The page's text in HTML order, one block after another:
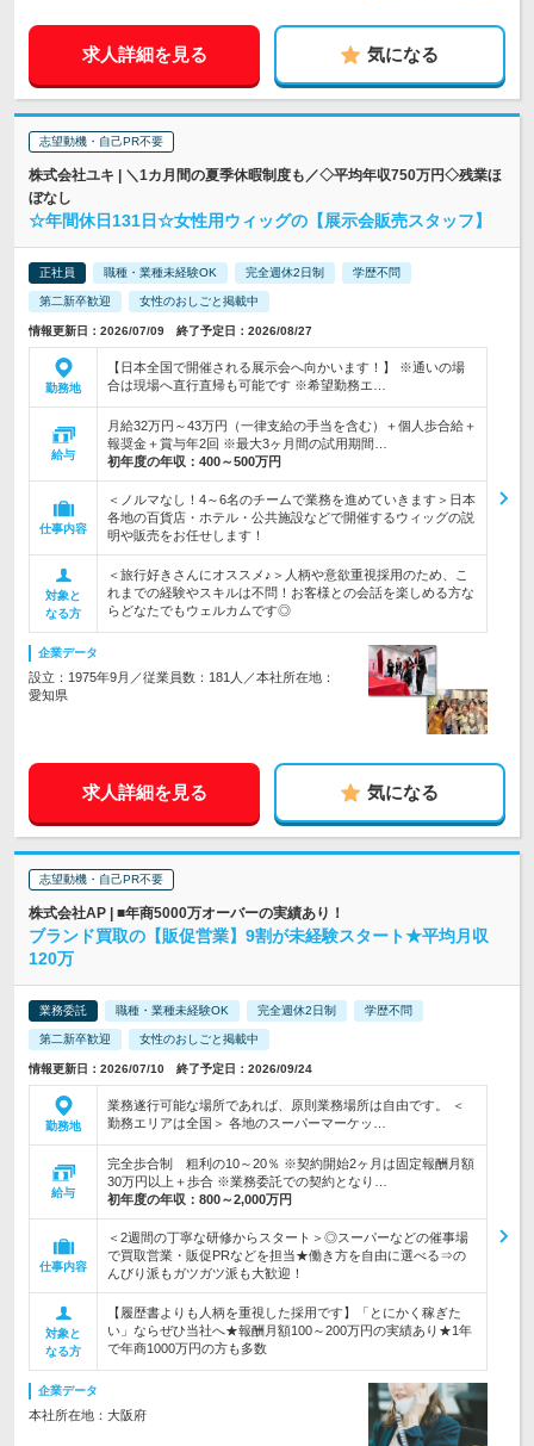
求人詳細を見る 気になる
志望動機・自己PR不要
株式会社ユキ | ＼1カ月間の夏季休暇制度も／◇平均年収750万円◇残業ほ
ぼなし
☆年間休日131日☆女性用ウィッグの【展示会販売スタッフ】
正社員 職種・業種未経験OK 完全週休2日制 学歴不問
第二新卒歓迎 女性のおしごと掲載中
情報更新日：2026/07/09 終了予定日：2026/08/27
勤務地
【日本全国で開催される展示会へ向かいます！】 ※通いの場
合は現場へ直行直帰も可能です ※希望勤務エ…
給与
月給32万円～43万円（一律支給の手当を含む）＋個人歩合給＋
報奨金＋賞与年2回 ※最大3ヶ月間の試用期間…
初年度の年収： 400～500万円
仕事内容
＜ノルマなし！4～6名のチームで業務を進めていきます＞日本
各地の百貨店・ホテル・公共施設などで開催するウィッグの説
明や販売をお任せします！
対象と
なる方
＜旅行好きさんにオススメ♪＞人柄や意欲重視採用のため、こ
れまでの経験やスキルは不問！お客様との会話を楽しめる方な
らどなたでもウェルカムです◎
企業データ
設立：1975年9月／従業員数：181人／本社所在地：
愛知県
求人詳細を見る 気になる
志望動機・自己PR不要
株式会社AP | ■年商5000万オーバーの実績あり！
ブランド買取の【販促営業】9割が未経験スタート★平均月収
120万
業務委託 職種・業種未経験OK 完全週休2日制 学歴不問
第二新卒歓迎 女性のおしごと掲載中
情報更新日：2026/07/10 終了予定日：2026/09/24
勤務地
業務遂行可能な場所であれば、原則業務場所は自由です。 ＜
勤務エリアは全国＞ 各地のスーパーマーケッ…
給与
完全歩合制 粗利の10～20％ ※契約開始2ヶ月は固定報酬月額
30万円以上＋歩合 ※業務委託での契約となり…
初年度の年収： 800～2,000万円
仕事内容
＜2週間の丁寧な研修からスタート＞◎スーパーなどの催事場
で買取営業・販促PRなどを担当★働き方を自由に選べる⇒の
んびり派もガツガツ派も大歓迎！
対象と
なる方
【履歴書よりも人柄を重視した採用です】「とにかく稼ぎた
い」ならぜひ当社へ★報酬月額100～200万円の実績あり★1年
で年商1000万円の方も多数
企業データ
本社所在地：大阪府